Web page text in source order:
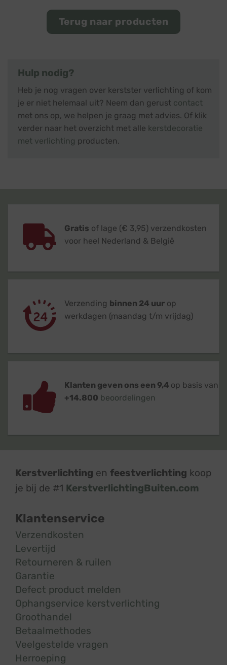
Terug naar producten
Hulp nodig?
Heb je nog vragen over kerstster verlichting of kom
je er niet helemaal uit? Neem dan gerust contact
met ons op, we helpen je graag met advies. Of klik
verder naar het overzicht met alle kerstdecoratie
met verlichting producten.
Gratis of lage (€ 3,95) verzendkosten
voor heel Nederland & België
Verzending binnen 24 uur op
werkdagen (maandag t/m vrijdag)
Klanten geven ons een 9,4 op basis van
+14.800 beoordelingen
Kerstverlichting en feestverlichting koop
je bij de #1 KerstverlichtingBuiten.com
Klantenservice
Verzendkosten
Levertijd
Retourneren & ruilen
Garantie
Defect product melden
Ophangservice kerstverlichting
Groothandel
Betaalmethodes
Veelgestelde vragen
Herroeping